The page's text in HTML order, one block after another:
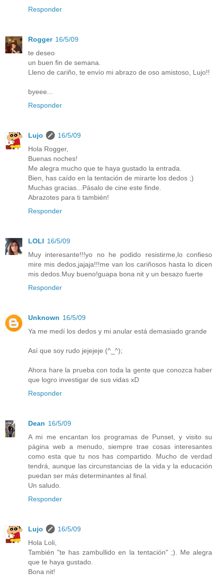
Responder
Rogger 16/5/09
te deseo
un buen fin de semana.
Lleno de cariño, te envío mi abrazo de oso amistoso, Lujo!!
byeee...
Responder
Lujo
16/5/09
Hola Rogger,
Buenas noches!
Me alegra mucho que te haya gustado la entrada.
Bien, has caído en la tentación de mirarte los dedos ;)
Muchas gracias...Pásalo de cine este finde.
Abrazotes para ti también!
Responder
LOLI 16/5/09
Muy interesante!!!yo no he podido resistirme,lo confieso
mire mis dedos,jajaja!!!me van los cariñosos hasta lo dicen
mis dedos.Muy bueno!guapa bona nit y un besazo fuerte
Responder
Unknown 16/5/09
Ya me medí los dedos y mi anular está demasiado grande
Así que soy rudo jejejeje (^_^);
Ahora hare la prueba con toda la gente que conozca haber
que logro investigar de sus vidas xD
Responder
Dean 16/5/09
A mi me encantan los programas de Punset, y visito su
página web a menudo, siempre trae cosas interesantes
como esta que tu nos has compartido. Mucho de verdad
tendrá, aunque las circunstancias de la vida y la educación
puedan ser más determinantes al final.
Un saludo.
Responder
Lujo
16/5/09
Hola Loli,
También "te has zambullido en la tentación" ;). Me alegra
que te haya gustado.
Bona nit!